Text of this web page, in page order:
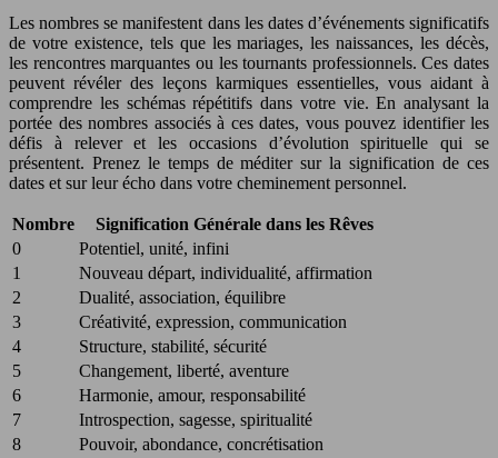
Les nombres se manifestent dans les dates d’événements significatifs
de votre existence, tels que les mariages, les naissances, les décès,
les rencontres marquantes ou les tournants professionnels. Ces dates
peuvent révéler des leçons karmiques essentielles, vous aidant à
comprendre les schémas répétitifs dans votre vie. En analysant la
portée des nombres associés à ces dates, vous pouvez identifier les
défis à relever et les occasions d’évolution spirituelle qui se
présentent. Prenez le temps de méditer sur la signification de ces
dates et sur leur écho dans votre cheminement personnel.
Nombre
Signification Générale dans les Rêves
0
Potentiel, unité, infini
1
Nouveau départ, individualité, affirmation
2
Dualité, association, équilibre
3
Créativité, expression, communication
4
Structure, stabilité, sécurité
5
Changement, liberté, aventure
6
Harmonie, amour, responsabilité
7
Introspection, sagesse, spiritualité
8
Pouvoir, abondance, concrétisation